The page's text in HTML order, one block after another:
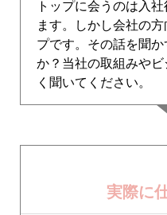
トップに会うのは入
ます。しかし会社の
プです。その話を聞
か？当社の取組みや
く聞いてください。
実際に